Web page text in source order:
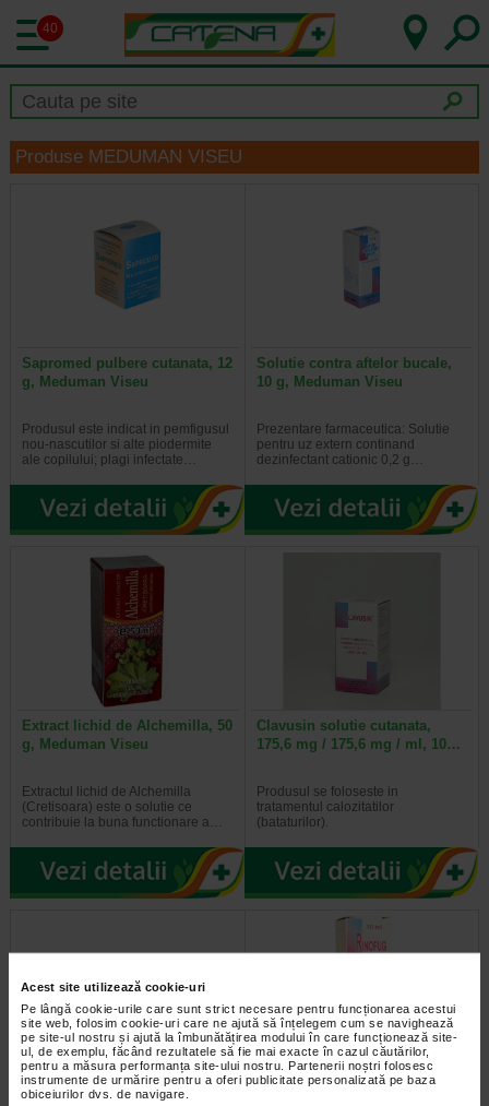
Acest site utilizează cookie-uri
Pe lângă cookie-urile care sunt strict necesare pentru funcționarea acestui
site web, folosim cookie-uri care ne ajută să înțelegem cum se navighează
pe site-ul nostru și ajută la îmbunătățirea modului în care funcționează site-
ul, de exemplu, făcând rezultatele să fie mai exacte în cazul căutărilor,
pentru a măsura performanța site-ului nostru. Partenerii noștri folosesc
instrumente de urmărire pentru a oferi publicitate personalizată pe baza
obiceiurilor dvs. de navigare.
40
Produse MEDUMAN VISEU
Sapromed pulbere cutanata, 12
g, Meduman Viseu
Produsul este indicat in pemfigusul
nou-nascutilor si alte piodermite
ale copilului; plagi infectate…
Solutie contra aftelor bucale,
10 g, Meduman Viseu
Prezentare farmaceutica: Solutie
pentru uz extern continand
dezinfectant cationic 0,2 g…
Extract lichid de Alchemilla, 50
g, Meduman Viseu
Extractul lichid de Alchemilla
(Cretisoara) este o solutie ce
contribuie la buna functionare a…
Clavusin solutie cutanata,
175,6 mg / 175,6 mg / ml, 10…
Produsul se foloseste in
tratamentul calozitatilor
(bataturilor).
Sulfat de bariu, pulbere pentru
Rinofug picaturi nazale,